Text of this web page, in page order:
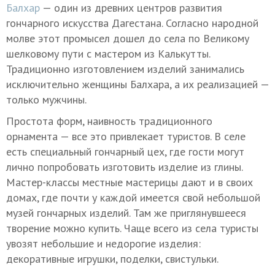
Балхар — один из древних центров развития
гончарного искусства Дагестана. Согласно народной
молве этот промысел дошел до села по Великому
шелковому пути с мастером из Калькутты.
Традиционно изготовлением изделий занимались
исключительно женщины Балхара, а их реализацией —
только мужчины.
Простота форм, наивность традиционного
орнамента — все это привлекает туристов. В селе
есть специальный гончарный цех, где гости могут
лично попробовать изготовить изделие из глины.
Мастер-классы местные мастерицы дают и в своих
домах, где почти у каждой имеется свой небольшой
музей гончарных изделий. Там же приглянувшееся
творение можно купить. Чаще всего из села туристы
увозят небольшие и недорогие изделия:
декоративные игрушки, поделки, свистульки.